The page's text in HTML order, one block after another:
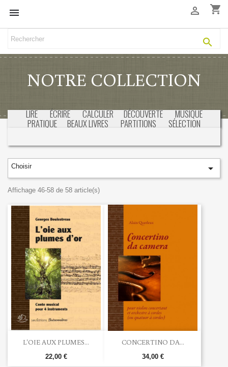
 shopping_cart


NOTRE COLLECTION
LIRE ÉCRIRE CALCULER DÉCOUVERTE MUSIQUE
PRATIQUE BEAUX LIVRES PARTITIONS SÉLECTION
Choisir 
Affichage 46-58 de 58 article(s)
L'OIE AUX PLUMES...
22,00 €
CONCERTINO DA...
34,00 €